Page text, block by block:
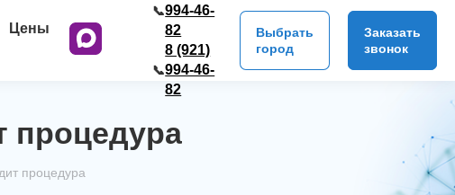
Цены
📞994-46-
82
📞
8 (921)
994-46-
82
Выбрать
город
Заказать
звонок
процедура
процедура